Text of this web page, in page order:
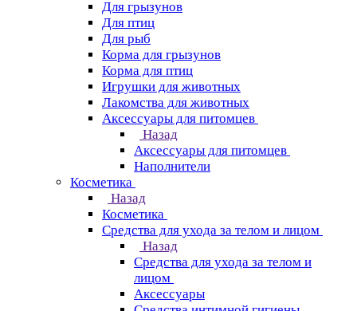
Для грызунов
Для птиц
Для рыб
Корма для грызунов
Корма для птиц
Игрушки для животных
Лакомства для животных
Аксессуары для питомцев
Назад
Аксессуары для питомцев
Наполнители
Косметика
Назад
Косметика
Средства для ухода за телом и лицом
Назад
Средства для ухода за телом и
лицом
Аксессуары